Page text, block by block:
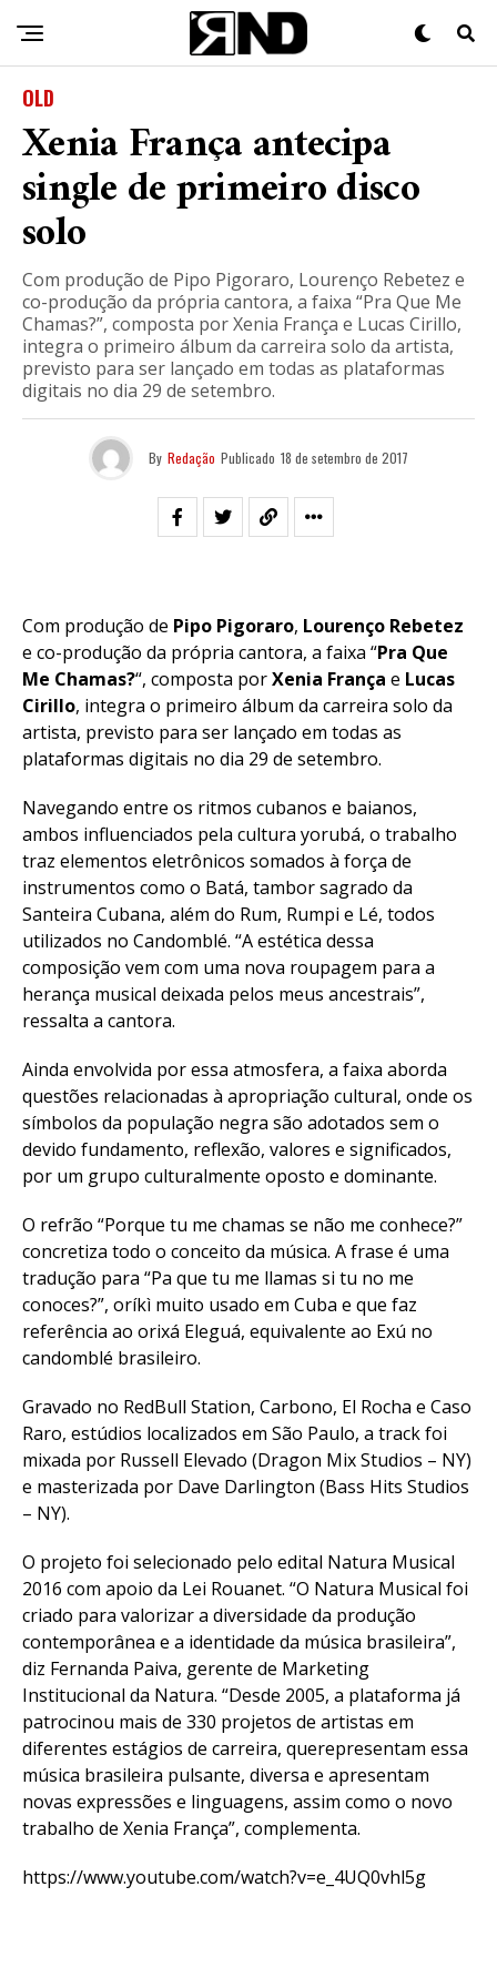
OLD
Xenia França antecipa
single de primeiro disco
solo
Com produção de Pipo Pigoraro, Lourenço Rebetez e
co-produção da própria cantora, a faixa “Pra Que Me
Chamas?”, composta por Xenia França e Lucas Cirillo,
integra o primeiro álbum da carreira solo da artista,
previsto para ser lançado em todas as plataformas
digitais no dia 29 de setembro.
By Redação Publicado 18 de setembro de 2017
Com produção de Pipo Pigoraro, Lourenço Rebetez
e co-produção da própria cantora, a faixa “Pra Que
Me Chamas?“, composta porXenia França e Lucas
Cirillo, integra o primeiro álbum da carreira solo da
artista, previsto para ser lançado em todas as
plataformas digitais no dia 29 de setembro.
Navegando entre os ritmos cubanos e baianos,
ambos influenciados pela cultura yorubá, o trabalho
traz elementos eletrônicos somados à força de
instrumentos como o Batá, tambor sagrado da
Santeira Cubana, além do Rum, Rumpi e Lé, todos
utilizados no Candomblé. “A estética dessa
composição vem com uma nova roupagem para a
herança musical deixada pelos meus ancestrais”,
ressalta a cantora.
Ainda envolvida por essa atmosfera, a faixa aborda
questões relacionadas à apropriação cultural, onde os
símbolos da população negra são adotados sem o
devido fundamento, reflexão, valores e significados,
por um grupo culturalmente oposto e dominante.
O refrão “Porque tu me chamas se não me conhece?”
concretiza todo o conceito da música. A frase é uma
tradução para “Pa que tu me llamas si tu no me
conoces?”, oríkì muito usado em Cuba e que faz
referência ao orixá Eleguá, equivalente ao Exú no
candomblé brasileiro.
Gravado no RedBull Station, Carbono, El Rocha e Caso
Raro, estúdios localizados em São Paulo, a track foi
mixada por Russell Elevado (Dragon Mix Studios – NY)
e masterizada por Dave Darlington (Bass Hits Studios
– NY).
O projeto foi selecionado pelo edital Natura Musical
2016 com apoio da Lei Rouanet. “O Natura Musical foi
criado para valorizar a diversidade da produção
contemporânea e a identidade da música brasileira”,
diz Fernanda Paiva, gerente de Marketing
Institucional da Natura. “Desde 2005, a plataforma já
patrocinou mais de 330 projetos de artistas em
diferentes estágios de carreira, querepresentam essa
música brasileira pulsante, diversa e apresentam
novas expressões e linguagens, assim como o novo
trabalho de Xenia França”, complementa.
https://www.youtube.com/watch?v=e_4UQ0vhl5g